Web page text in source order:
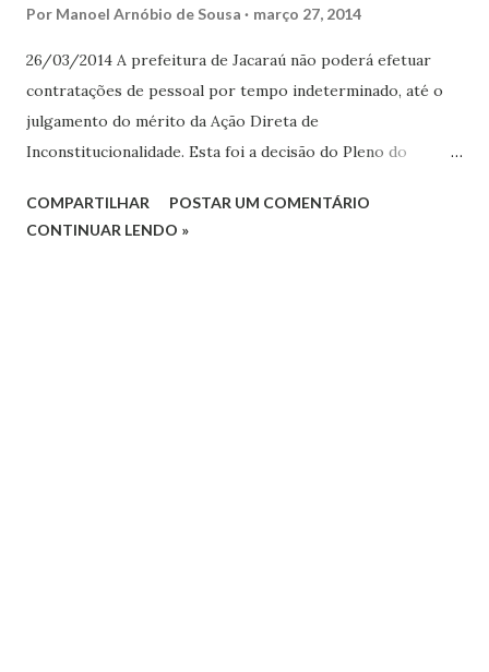
aos danos morais, o pai da criança narrou nos autos que os
problemas de saúde da criança foram decorrentes de
cirurgia de apendici...
Por Manoel Arnóbio de Sousa março 27, 2014
26/03/2014 A prefeitura de Jacaraú não poderá efetuar
contratações de pessoal por tempo indeterminado, até o
julgamento do mérito da Ação Direta de
Inconstitucionalidade. Esta foi a decisão do Pleno do
unanimidade, medida cautelar interposta pelo Ministério
COMPARTILHAR
POSTAR UM COMENTÁRIO
CONTINUAR LENDO »